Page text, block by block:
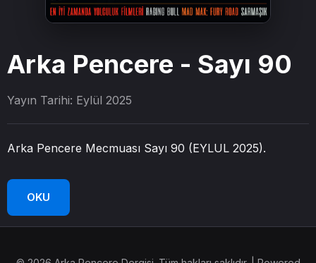
Arka Pencere - Sayı 90
Yayın Tarihi: Eylül 2025
Arka Pencere Mecmuası Sayı 90 (EYLUL 2025).
OKU